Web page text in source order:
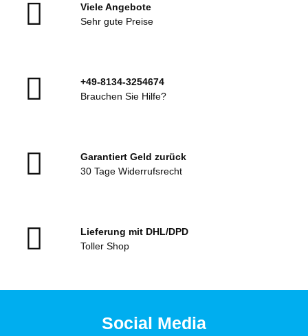
Viele Angebote
Sehr gute Preise
+49-8134-3254674
Brauchen Sie Hilfe?
Garantiert Geld zurück
30 Tage Widerrufsrecht
Lieferung mit DHL/DPD
Toller Shop
Social Media